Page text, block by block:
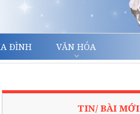
ĐÌNH VĂN HÓA
TIN/ BÀI MỚI